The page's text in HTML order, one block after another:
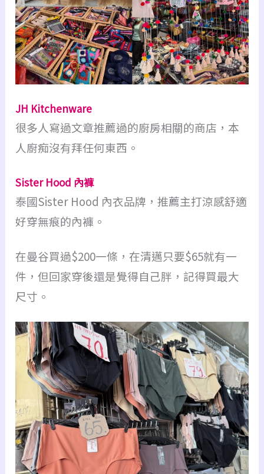
JH Kitchenware
很多人寫過文章推薦過的廚房相關的商店，本
人廚痴沒有拜任何東西。
Sister Hood 內褲
泰國Sister Hood 內衣品牌，推薦主打涼感舒適
好穿無痕的內褲。
在曼谷買過$200一條，在清邁只要$65就有一
件，但回家穿後還是覺得自己胖，記得買最大
尺寸。